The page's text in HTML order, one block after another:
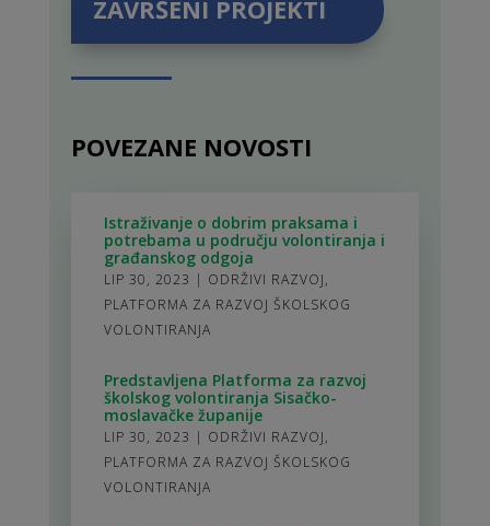
ZAVRŠENI PROJEKTI
POVEZANE NOVOSTI
Istraživanje o dobrim praksama i
potrebama u području volontiranja i
građanskog odgoja
LIP 30, 2023 | ODRŽIVI RAZVOJ,
PLATFORMA ZA RAZVOJ ŠKOLSKOG
VOLONTIRANJA
Predstavljena Platforma za razvoj
školskog volontiranja Sisačko-
moslavačke županije
LIP 30, 2023 | ODRŽIVI RAZVOJ,
PLATFORMA ZA RAZVOJ ŠKOLSKOG
VOLONTIRANJA